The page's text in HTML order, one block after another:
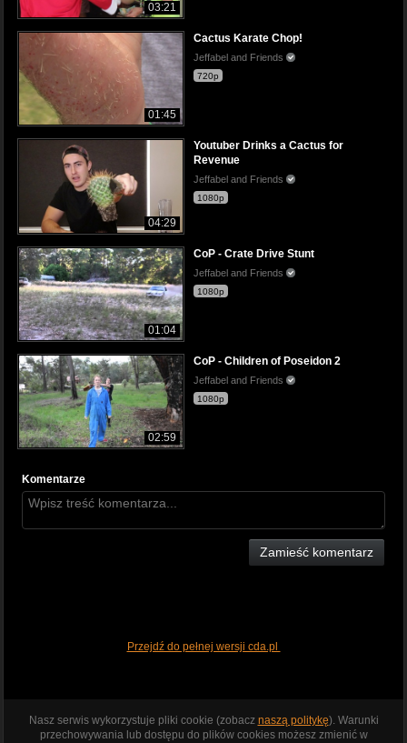
03:21
01:45
Cactus Karate Chop!
Jeffabel and Friends
720p
04:29
Youtuber Drinks a Cactus for
Revenue
Jeffabel and Friends
1080p
01:04
CoP - Crate Drive Stunt
Jeffabel and Friends
1080p
02:59
CoP - Children of Poseidon 2
Jeffabel and Friends
1080p
Komentarze
Zamieść komentarz
Przejdź do pełnej wersji cda.pl
Nasz serwis wykorzystuje pliki cookie (zobacz naszą politykę). Warunki
przechowywania lub dostępu do plików cookies możesz zmienić w